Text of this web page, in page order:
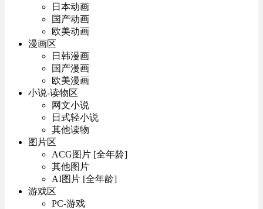
日本动画
国产动画
欧美动画
漫画区
日韩漫画
国产漫画
欧美漫画
小说-读物区
网文小说
日式轻小说
其他读物
图片区
ACG图片 [全年龄]
其他图片
AI图片 [全年龄]
游戏区
PC-游戏